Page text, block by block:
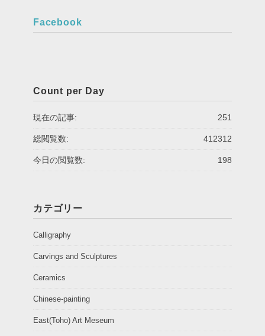
Facebook
Count per Day
251
現在の記事:
412312
総閲覧数:
198
今日の閲覧数:
カテゴリー
Calligraphy
Carvings and Sculptures
Ceramics
Chinese-painting
East(Toho) Art Meseum